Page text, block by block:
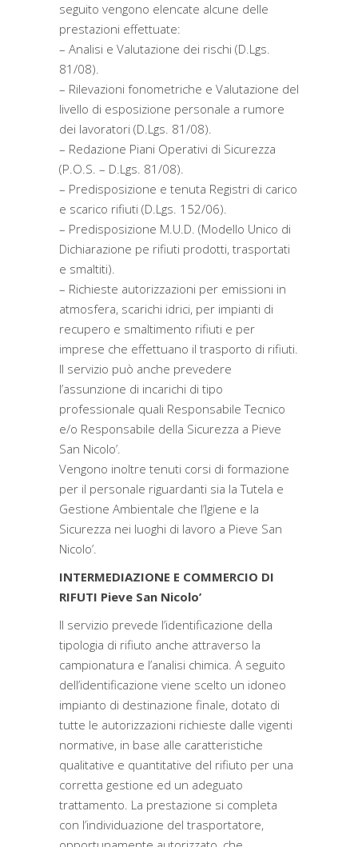
seguito vengono elencate alcune delle
prestazioni effettuate:
– Analisi e Valutazione dei rischi (D.Lgs.
81/08).
– Rilevazioni fonometriche e Valutazione del
livello di esposizione personale a rumore
dei lavoratori (D.Lgs. 81/08).
– Redazione Piani Operativi di Sicurezza
(P.O.S. – D.Lgs. 81/08).
– Predisposizione e tenuta Registri di carico
e scarico rifiuti (D.Lgs. 152/06).
– Predisposizione M.U.D. (Modello Unico di
Dichiarazione pe rifiuti prodotti, trasportati
e smaltiti).
– Richieste autorizzazioni per emissioni in
atmosfera, scarichi idrici, per impianti di
recupero e smaltimento rifiuti e per
imprese che effettuano il trasporto di rifiuti.
Il servizio può anche prevedere
l’assunzione di incarichi di tipo
professionale quali Responsabile Tecnico
e/o Responsabile della Sicurezza a Pieve
San Nicolo’.
Vengono inoltre tenuti corsi di formazione
per il personale riguardanti sia la Tutela e
Gestione Ambientale che l’Igiene e la
Sicurezza nei luoghi di lavoro a Pieve San
Nicolo’.
INTERMEDIAZIONE E COMMERCIO DI
RIFUTI Pieve San Nicolo’
Il servizio prevede l’identificazione della
tipologia di rifiuto anche attraverso la
campionatura e l’analisi chimica. A seguito
dell’identificazione viene scelto un idoneo
impianto di destinazione finale, dotato di
tutte le autorizzazioni richieste dalle vigenti
normative, in base alle caratteristiche
qualitative e quantitative del rifiuto per una
corretta gestione ed un adeguato
trattamento. La prestazione si completa
con l’individuazione del trasportatore,